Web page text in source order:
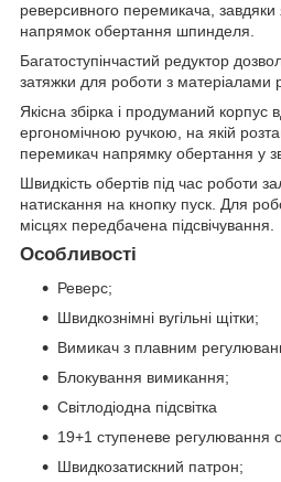
реверсивного перемикача, завдяки
напрямок обертання шпинделя.
Багатоступінчастий редуктор
затяжки для роботи з матеріалами
Якісна збірка і продуманий корпус
ергономічною ручкою, на якій
перемикач напрямку обертання у
Швидкість обертів під час роботи
натискання на кнопку пуск. Для
місцях передбачена підсвічування.
Особливості
Реверс;
Швидкознімні вугільні щітки;
Вимикач з плавним
Блокування вимикання;
Світлодіодна підсвітка
19+1 ступеневе регулювання
Швидкозатискний патрон;